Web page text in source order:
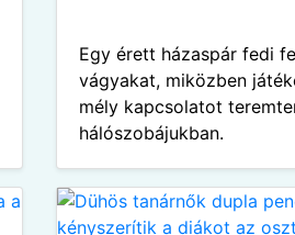
Egy érett házaspár fedi
vágyakat, miközben
mély kapcsolatot
hálószobájukban.